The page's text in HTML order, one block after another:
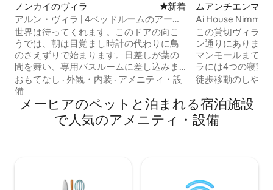
ノンカイのヴィラ 新しい宿泊先
新着
アルン・ヴィラ | 4ベッドルームのアート
＆クラフト・ジャグジー・プールヴィラ
世界は待ってくれます。このドアの向こ
うでは、朝は目覚まし時計の代わりに鳥
のさえずりで始まります。日差しが葉の
間を舞い、専用バスルームに差し込みま
す。 プールの水面に穏やかな波紋が広が
り、ジャグジーがあなたの重荷を溶かし
てくれます。 すべての木材、すべての自
然な質感、すべての静かな隅は、ひとつ
の目的のために選ばれました。それは、
こにいるための十分な時間を持つことだ
おもてなし · 外観・内装 · アメニティ・設
備
ムアンチエンマイ
ラ
Ai House
この貸切ヴィラは
ン通りにあります。 マヤモールとワ
マンモールまで徒
ラには4つの寝室
ります。 広々と
ずか10分です。 部屋の広さは16 ～ 20平方
メートルです。
されており（エア
徒歩移動のしやす
メーヒアのペットと泊まれる宿泊施設
で人気のアメニティ・設備